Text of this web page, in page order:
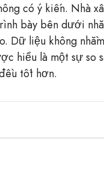
có ý kiến. Nhà
bày bên dưới
Dữ liệu không
hiểu là một sự so
tốt hơn.